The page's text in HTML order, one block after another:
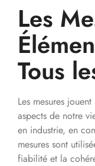
Les
Tous
Les mesures
aspects de notre
en industrie, en
mesures sont
fiabilité et la